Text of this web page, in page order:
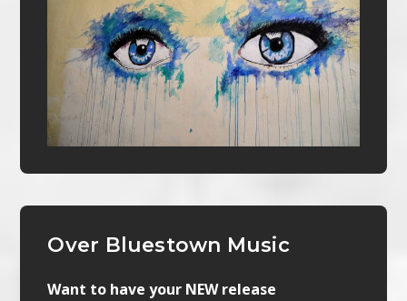
Over Bluestown Music
Want to have your NEW release